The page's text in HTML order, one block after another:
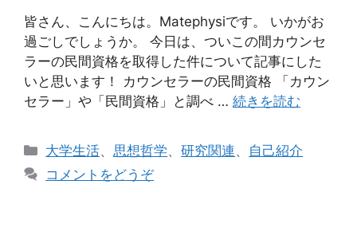
皆さん、こんにちは。Matephysiです。 いかがお
過ごしでしょうか。 今日は、ついこの間カウンセ
ラーの民間資格を取得した件について記事にした
いと思います！ カウンセラーの民間資格 「カウン
セラー」や「民間資格」と調べ … 続きを読む
カ
テ
大学生活、思想哲学、研究関連、 自己紹介
コメントをどうぞ